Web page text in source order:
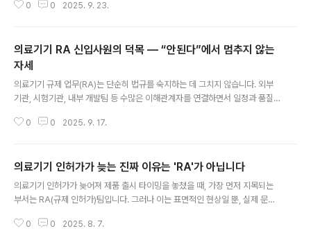
존 하드웨어 중심 기업들도 AI 소프트웨어를 결합한 제품을 내놓고 있어, 관련
받는 경우가 많다고 보고되는데, 이는 단순한 희소성 때문만은 아닙니다. AI 관
련 SaMD는 기존 의료기기보다 규제 난도가 높습니다. 설명가능성(Explainab
ility), 데이터 편향성(Bias), 사이버보안(Cybers..
0 0 2025. 9. 23.
의료기기 RA 신입사원의 덕목 ― “안된다”에서 멈추지 않는
자세
의료기기 규제 업무(RA)는 단순히 법규를 숙지하는 데 그치지 않습니다. 외부
기관, 시험기관, 내부 개발팀 등 수많은 이해관계자를 연결하면서 일정과 품질
혹은 “불가능합니다”입니다. 중요한 것은 여기서의 태도입니다. 신입 RA가 가
태도는 RA의 본질과 맞지 않습니다. RA는 환자 안전과 제품 신뢰성, 기업의 규
제 준수를 지켜야 하는 최후의 보루입니다. 따라서 ‘적극적으로 물어보고, 확인
하고, 조율하는 과정’이 바로 직무 수행의 핵심입니다. 둘째로, 주인의식이 필요
0 0 2025. 9. 17.
의료기기 인허가가 늦는 진짜 이유는 'RA'가 아닙니다
의료기기 인허가가 늦어져 제품 출시 타이밍을 놓쳤을 때, 가장 먼저 지목되는
부서는 RA(규제 인허가)팀입니다. 그러나 이는 표면적인 현상일 뿐, 실제 문제
짚고 넘어가야만, 같은 실수를 반복하지 않을 수 있습니다. RA는 개발팀이 제공
0 0 2025. 8. 7.